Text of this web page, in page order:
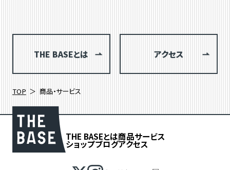
THE BASEとは アクセス
TOP 商品・サービス
THE BASEとは商品サービス
ショップブログアクセス